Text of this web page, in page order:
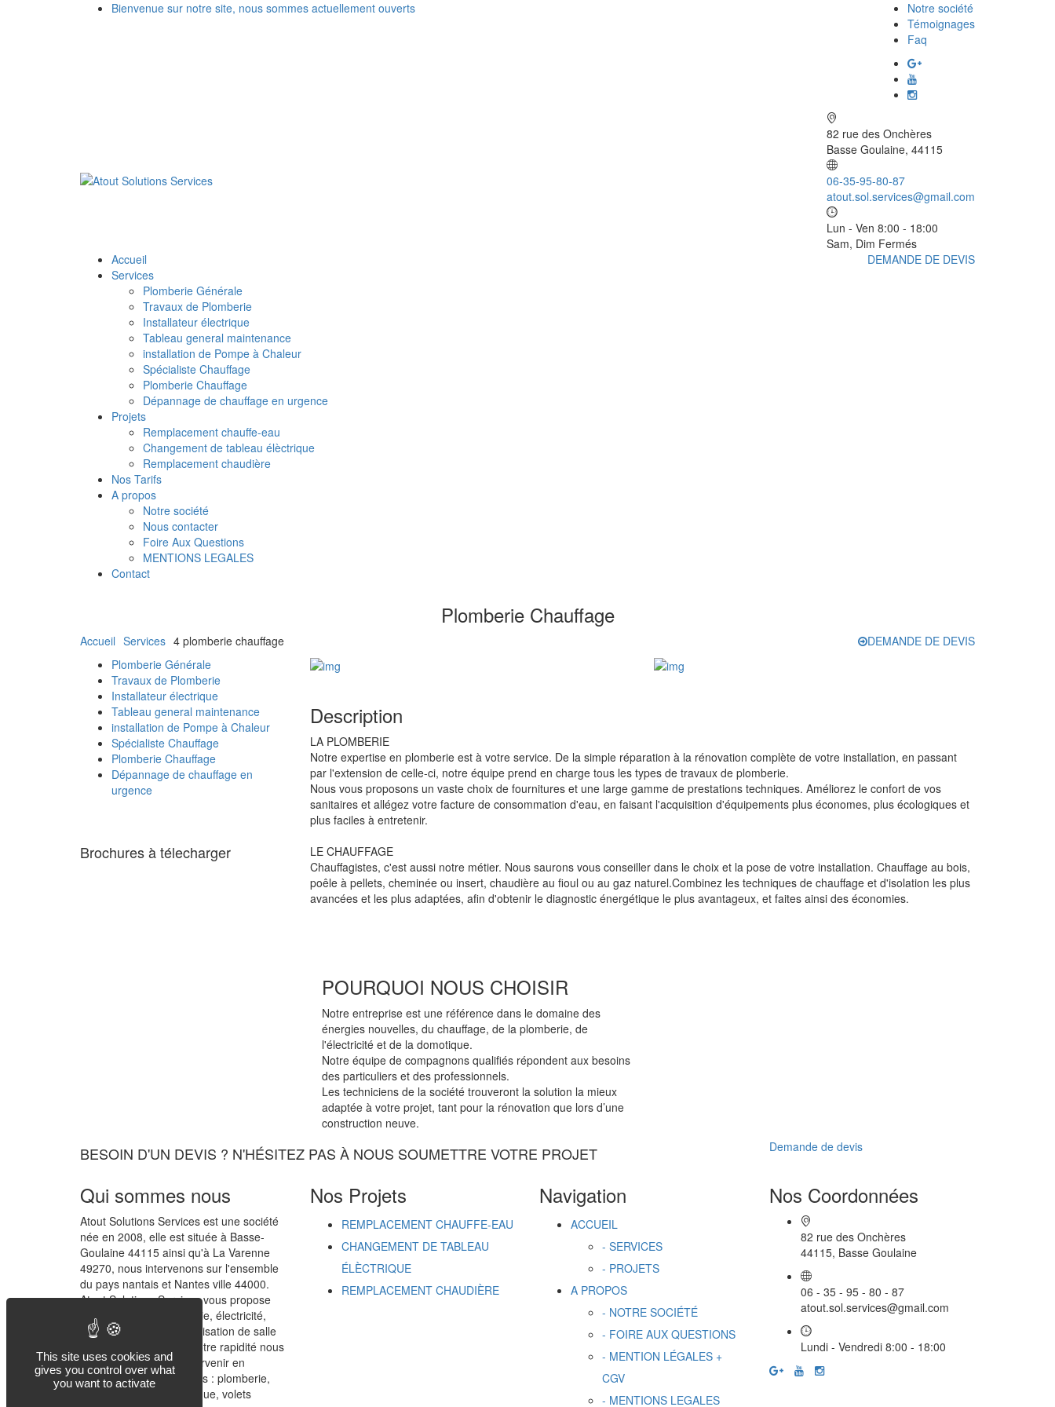
Bienvenue sur notre site, nous sommes actuellement ouverts
Notre société
Témoignages
Faq
82 rue des Onchères
Basse Goulaine, 44115
06-35-95-80-87
atout.sol.services@gmail.com
Lun - Ven 8:00 - 18:00
Sam, Dim Fermés
Accueil
Services
Plomberie Générale
Travaux de Plomberie
Installateur électrique
Tableau general maintenance
installation de Pompe à Chaleur
Spécialiste Chauffage
Plomberie Chauffage
Dépannage de chauffage en urgence
Projets
Remplacement chauffe-eau
Changement de tableau élèctrique
Remplacement chaudière
Nos Tarifs
A propos
Notre société
Nous contacter
Foire Aux Questions
MENTIONS LEGALES
Contact
DEMANDE DE DEVIS
Plomberie Chauffage
Accueil Services 4 plomberie chauffage
DEMANDE DE DEVIS
Plomberie Générale
Travaux de Plomberie
Installateur électrique
Tableau general maintenance
installation de Pompe à Chaleur
Spécialiste Chauffage
Plomberie Chauffage
Dépannage de chauffage en
urgence
Brochures à télecharger
Description
LA PLOMBERIE
Notre expertise en plomberie est à votre service. De la simple réparation à la rénovation complète de votre installation, en passant
par l'extension de celle-ci, notre équipe prend en charge tous les types de travaux de plomberie.
Nous vous proposons un vaste choix de fournitures et une large gamme de prestations techniques. Améliorez le confort de vos
sanitaires et allégez votre facture de consommation d'eau, en faisant l'acquisition d'équipements plus économes, plus écologiques et
plus faciles à entretenir.
LE CHAUFFAGE
Chauffagistes, c'est aussi notre métier. Nous saurons vous conseiller dans le choix et la pose de votre installation. Chauffage au bois,
poêle à pellets, cheminée ou insert, chaudière au fioul ou au gaz naturel.Combinez les techniques de chauffage et d'isolation les plus
avancées et les plus adaptées, afin d'obtenir le diagnostic énergétique le plus avantageux, et faites ainsi des économies.
POURQUOI NOUS CHOISIR
Notre entreprise est une référence dans le domaine des
énergies nouvelles, du chauffage, de la plomberie, de
l'électricité et de la domotique.
Notre équipe de compagnons qualifiés répondent aux besoins
des particuliers et des professionnels.
Les techniciens de la société trouveront la solution la mieux
adaptée à votre projet, tant pour la rénovation que lors d’une
construction neuve.
BESOIN D'UN DEVIS ? N'HÉSITEZ PAS À NOUS SOUMETTRE VOTRE PROJET Demande de devis
Qui sommes nous
Atout Solutions Services est une société
née en 2008, elle est située à Basse-
Goulaine 44115 ainsi qu'à La Varenne
49270, nous intervenons sur l'ensemble
du pays nantais et Nantes ville 44000.
Atout Solutions Services vous propose
ses services en plomberie, électricité,
chauffage, sanitaire, réalisation de salle
de bains clé en main. Notre rapidité nous
permet également d'intervenir en
dépannage multi-services : plomberie,
électricité, portail électrique, volets
Nos Projets
REMPLACEMENT CHAUFFE-EAU
CHANGEMENT DE TABLEAU
ÉLÈCTRIQUE
REMPLACEMENT CHAUDIÈRE
Navigation
ACCUEIL
- SERVICES
- PROJETS
A PROPOS
- NOTRE SOCIÉTÉ
- FOIRE AUX QUESTIONS
- MENTION LÉGALES +
CGV
- MENTIONS LEGALES
Nos Coordonnées
82 rue des Onchères
44115, Basse Goulaine
06 - 35 - 95 - 80 - 87
atout.sol.services@gmail.com
Lundi - Vendredi 8:00 - 18:00
This site uses cookies and
gives you control over what
you want to activate